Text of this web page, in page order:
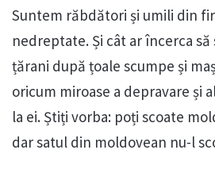
Suntem răbdători și umili din
nedreptate. Și cât ar încerca să
țărani după țoale scumpe și
oricum miroase a depravare și
la ei. Știți vorba: poți scoate
dar satul din moldovean nu-l